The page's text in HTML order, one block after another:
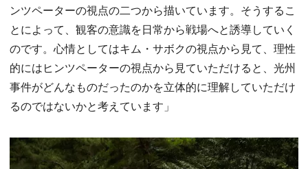
ンツペーターの視点の二つから描いています。そうするこ
とによって、観客の意識を日常から戦場へと誘導していく
のです。心情としてはキム・サボクの視点から見て、理性
的にはヒンツペーターの視点から見ていただけると、光州
事件がどんなものだったのかを立体的に理解していただけ
るのではないかと考えています」